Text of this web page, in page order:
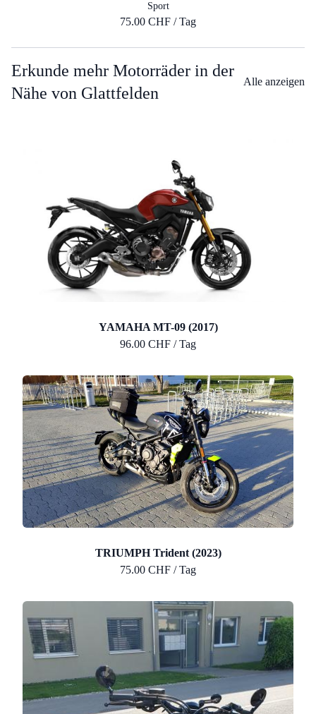
Sport
75.00 CHF / Tag
Erkunde mehr Motorräder in der
Nähe von Glattfelden
Alle anzeigen
YAMAHA MT-09 (2017)
96.00 CHF / Tag
TRIUMPH Trident (2023)
75.00 CHF / Tag